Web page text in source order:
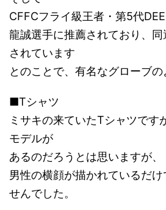
CFFCフライ級王者・第5代
龍誠選手に推薦されており、
されています
とのことで、有名なグローブの
■Tシャツ
ミサキの来ていたTシャツです
モデルが
あるのだろうとは思いますが、
男性の横顔が描かれているだ
せんでした。